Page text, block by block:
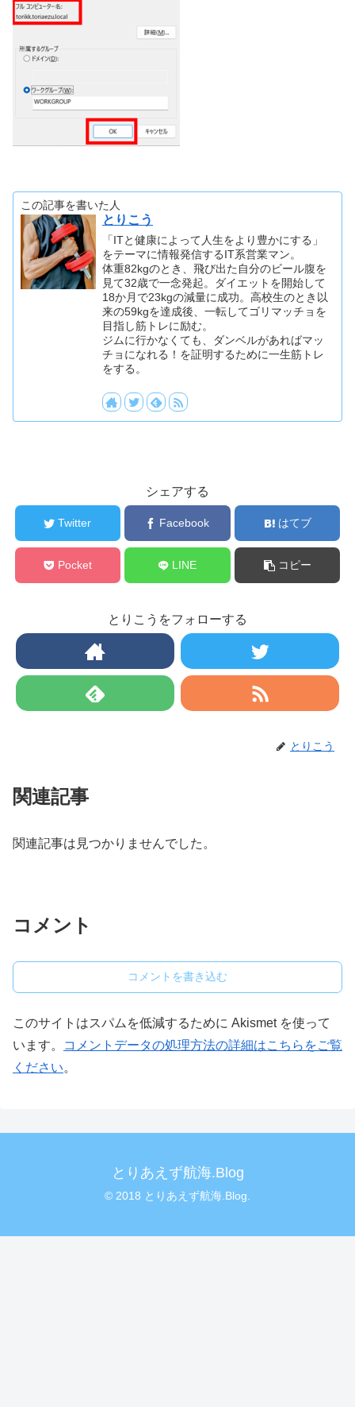
この記事を書いた人
とりこう
「ITと健康によって人生をより豊かにする」
をテーマに情報発信するIT系営業マン。
体重82kgのとき、飛び出た自分のビール腹を
見て32歳で一念発起。ダイエットを開始して
18か月で23kgの減量に成功。高校生のとき以
来の59kgを達成後、一転してゴリマッチョを
目指し筋トレに励む。
ジムに行かなくても、ダンベルがあればマッ
チョになれる！を証明するために一生筋トレ
をする。
シェアする
Twitter Facebook はてブ
Pocket LINE コピー
とりこうをフォローする
とりこう
関連記事
関連記事は見つかりませんでした。
コメント
コメントを書き込む
このサイトはスパムを低減するために Akismet を使って
います。
コメントデータの処理方法の詳細はこちらをご覧
ください。
とりあえず航海.Blog
© 2018 とりあえず航海.Blog.